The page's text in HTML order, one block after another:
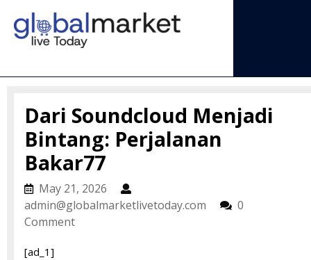
content
Menu
Dari Soundcloud Menjadi
Bintang: Perjalanan
Bakar77
May 21, 2026 May
21,
admin@globalmarketlivetoday.com
0
Comment
[ad_1]